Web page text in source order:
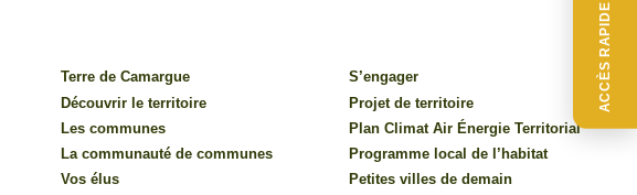
ACCÈS RAPIDE
Terre de Camargue
Découvrir le territoire
Les communes
La communauté de communes
Vos élus
S’engager
Projet de territoire
Plan Climat Air Énergie Territorial
Programme local de l’habitat
Petites villes de demain